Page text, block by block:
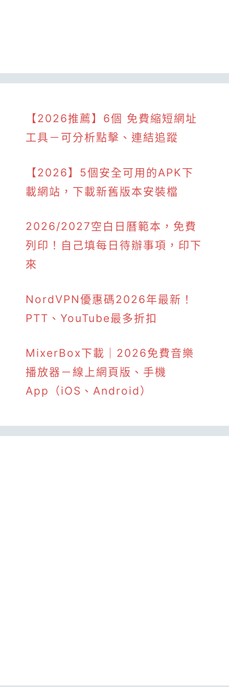
【2026推薦】6個 免費縮短網址
工具－可分析點擊、連結追蹤
【2026】5個安全可用的APK下
載網站，下載新舊版本安裝檔
2026/2027空白日曆範本，免費
列印！自己填每日待辦事項，印下
來
NordVPN優惠碼2026年最新！
PTT、YouTube最多折扣
MixerBox下載｜2026免費音樂
播放器－線上網頁版、手機
App（iOS、Android）